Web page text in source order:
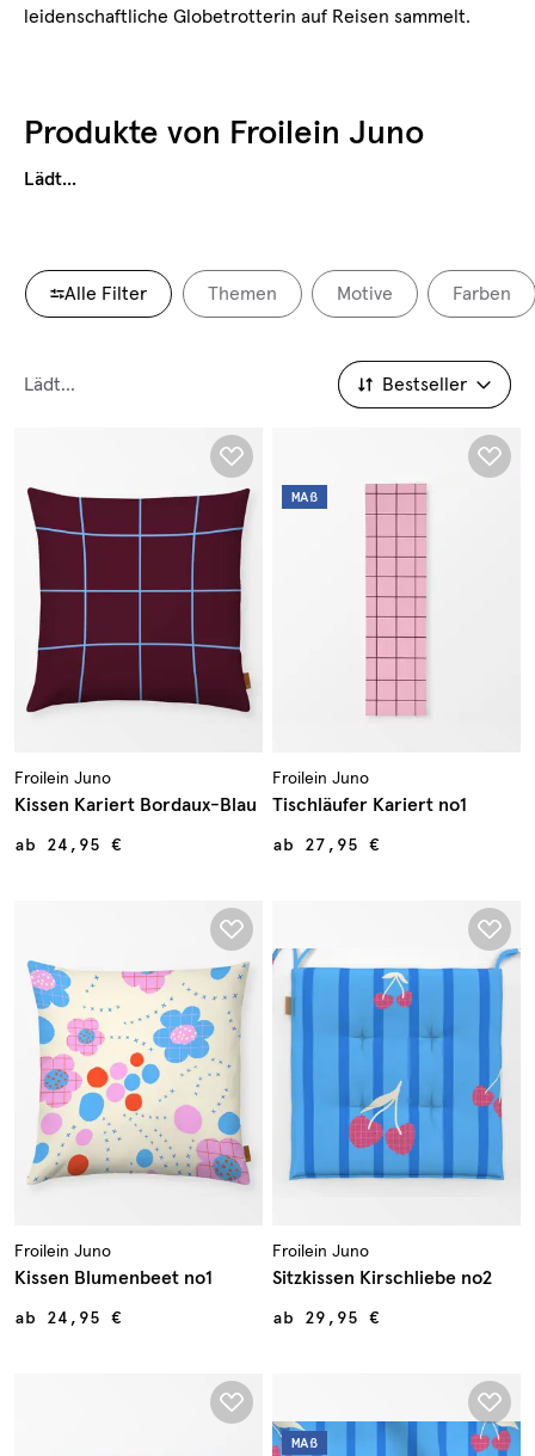
leidenschaftliche Globetrotterin auf Reisen sammelt.
Produkte von Froilein Juno
Lädt...
Alle Filter Themen Motive Farben
Lädt... Bestseller
Bestseller
Froilein Juno
Kissen Kariert Bordaux-Blau
ab 24,95 €
MAß
Froilein Juno
Tischläufer Kariert no1
ab 27,95 €
Froilein Juno
Kissen Blumenbeet no1
ab 24,95 €
Froilein Juno
Sitzkissen Kirschliebe no2
ab 29,95 €
MAß